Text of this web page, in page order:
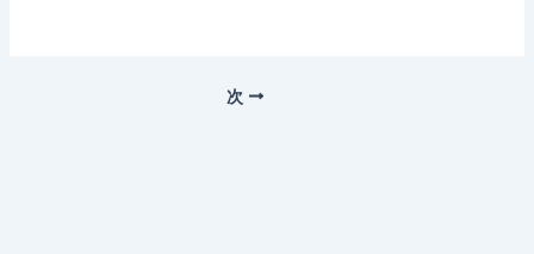
次